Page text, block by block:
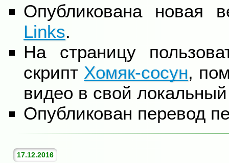
Опубликована новая
Links.
На страницу
скрипт Хомяк-сосун,
видео в свой
Опубликован перевод
17.12.2016